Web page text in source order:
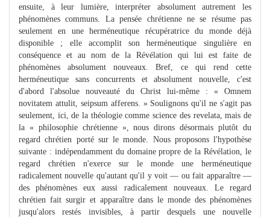
ensuite, à leur lumière, interpréter absolument autrement les
phénomènes communs. La pensée chrétienne ne se résume pas
seulement en une herméneutique récupératrice du monde déjà
disponible ; elle accomplit son herméneutique singulière en
conséquence et au nom de la Révélation qui lui est faite de
phénomènes absolument nouveaux. Bref, ce qui rend cette
herméneutique sans concurrents et absolument nouvelle, c'est
d'abord l'absolue nouveauté du Christ lui-même : « Omnem
novitatem attulit, seipsum afferens. » Soulignons qu'il ne s'agit pas
seulement, ici, de la théologie comme science des revelata, mais de
la « philosophie chrétienne », nous dirons désormais plutôt du
regard chrétien porté sur le monde. Nous proposons l'hypothèse
suivante : indépendamment du domaine propre de la Révélation, le
regard chrétien n'exerce sur le monde une herméneutique
radicalement nouvelle qu'autant qu'il y voit — ou fait apparaître —
des phénomènes eux aussi radicalement nouveaux. Le regard
chrétien fait surgir et apparaître dans le monde des phénomènes
jusqu'alors restés invisibles, à partir desquels une nouvelle